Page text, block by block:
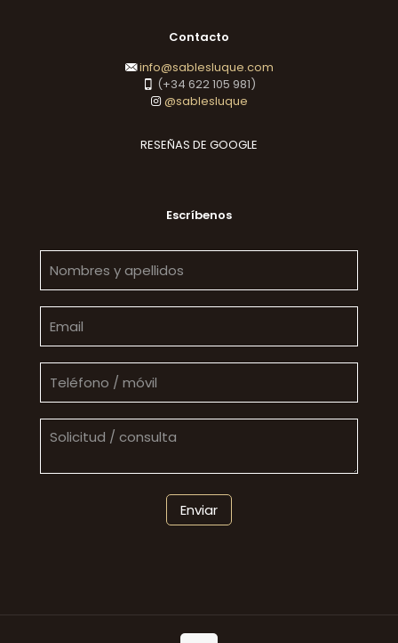
Contacto
info@sablesluque.com
(+34 622 105 981)
@sablesluque
RESEÑAS DE GOOGLE
Escríbenos